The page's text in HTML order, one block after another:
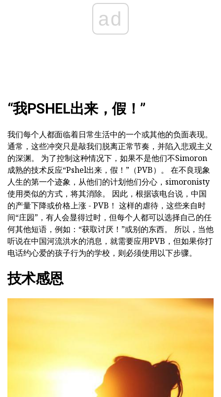
ad
“我PSHEL出来，假！”
我们每个人都面临着日常生活中的一个或其他的负面表现。
通常，这些冲突只是敲我们脱离正常节奏，并陷入悲观主义
的深渊。 为了控制这种情况下，如果不是他们不Simoron
成熟的技术反应“Pshel出来，假！”（PVB）。 在不良现象
人生的第一个迹象，从他们的计划他们分心，simoronisty
使用类似的方式，将其消除。 因此，根据该电台说，中国
的产量下降或价格上涨 - PVB！ 这样的虐待，这些来自时
间“庄园”，有人会显得过时，但每个人都可以选择自己的任
何其他短语，例如：“获取讨厌！”或别的东西。 所以，当他
听说在中国河流洪水的消息，就需要应用PVB，但如果你打
电话约心爱的孩子行为的学校，则必须使用以下步骤。
技术感恩